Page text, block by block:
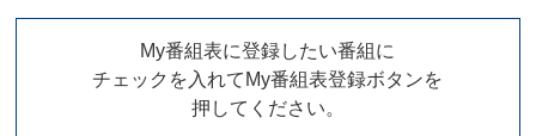
My番組表に登録したい番組に
チェックを入れてMy番組表登録ボタンを
押してください。